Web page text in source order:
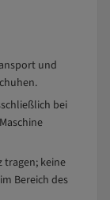
und
bei
tragen; keine
Bereich des